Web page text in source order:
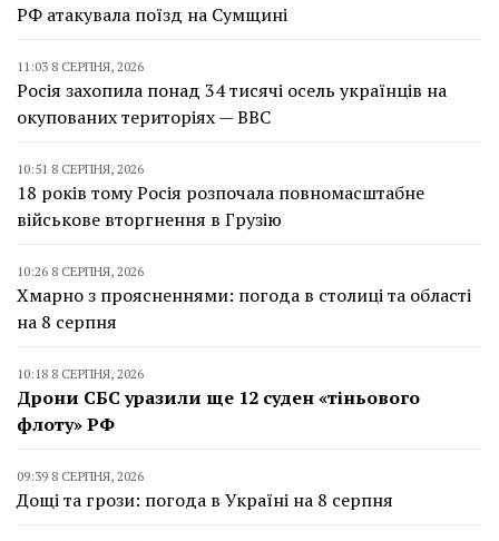
РФ атакувала поїзд на Сумщині
11:03 8 СЕРПНЯ, 2026
Росія захопила понад 34 тисячі осель українців на
окупованих територіях — BBC
10:51 8 СЕРПНЯ, 2026
18 років тому Росія розпочала повномасштабне
військове вторгнення в Грузію
10:26 8 СЕРПНЯ, 2026
Хмарно з проясненнями: погода в столиці та області
на 8 серпня
10:18 8 СЕРПНЯ, 2026
Дрони СБС уразили ще 12 суден «тіньового
флоту» РФ
09:39 8 СЕРПНЯ, 2026
Дощі та грози: погода в Україні на 8 серпня